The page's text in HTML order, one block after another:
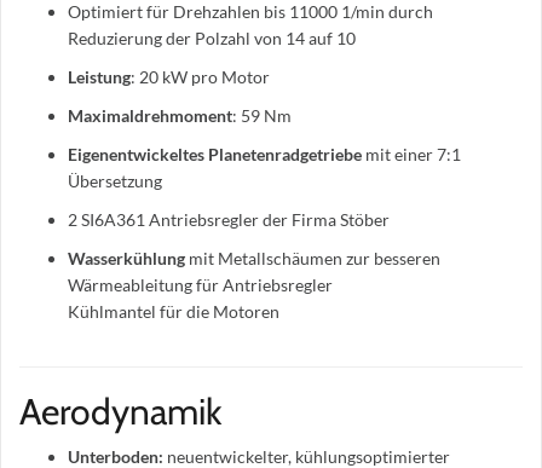
Optimiert für Drehzahlen bis 11000 1/min durch
Reduzierung der Polzahl von 14 auf 10
Leistung: 20 kW pro Motor
Maximaldrehmoment: 59 Nm
Eigenentwickeltes Planetenradgetriebe mit einer 7:1
Übersetzung
2 SI6A361 Antriebsregler der Firma Stöber
Wasserkühlung mit Metallschäumen zur besseren
Wärmeableitung für Antriebsregler
Kühlmantel für die Motoren
Aerodynamik
Unterboden: neuentwickelter, kühlungsoptimierter